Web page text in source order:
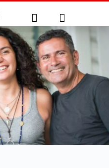
Suche Anmelden